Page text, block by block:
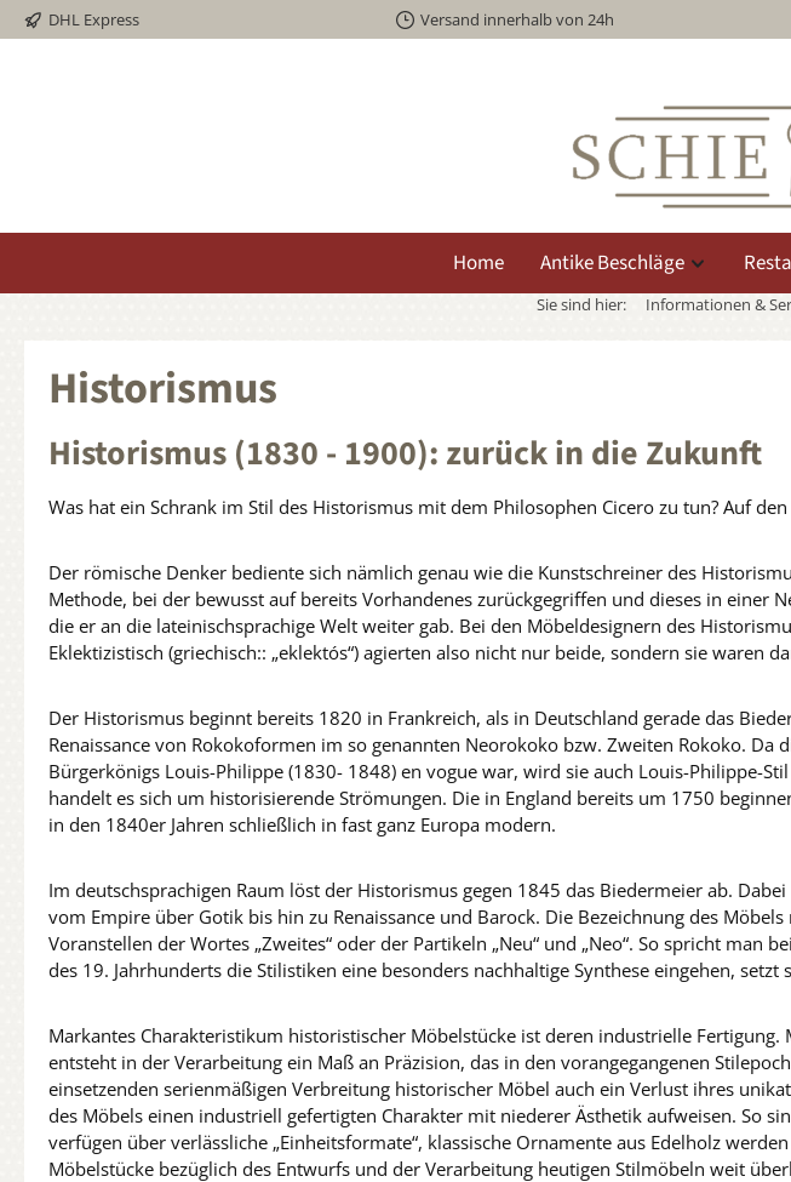
Zur Hauptnavigation springen
DHL Express Versand innerhalb von 24h
Home Antike Beschläge
Sie sind hier: Informationen &
Historismus
Historismus (1830 - 1900): zurück in die Zukunft
Was hat ein Schrank im Stil des Historismus mit dem Philosophen Cicero zu tun? Auf
Der römische Denker bediente sich nämlich genau wie die Kunstschreiner des
Methode, bei der bewusst auf bereits Vorhandenes zurückgegriffen und dieses in einer
die er an die lateinischsprachige Welt weiter gab. Bei den Möbeldesignern des
Eklektizistisch (griechisch:: „eklektós“) agierten also nicht nur beide, sondern sie waren
Der Historismus beginnt bereits 1820 in Frankreich, als in Deutschland gerade das
Renaissance von Rokokoformen im so genannten Neorokoko bzw. Zweiten Rokoko. Da
Bürgerkönigs Louis-Philippe (1830- 1848) en vogue war, wird sie auch Louis-Philippe-
handelt es sich um historisierende Strömungen. Die in England bereits um 1750
in den 1840er Jahren schließlich in fast ganz Europa modern.
Im deutschsprachigen Raum löst der Historismus gegen 1845 das Biedermeier ab.
vom Empire über Gotik bis hin zu Renaissance und Barock. Die Bezeichnung des
Voranstellen der Wortes „Zweites“ oder der Partikeln „Neu“ und „Neo“. So spricht
des 19. Jahrhunderts die Stilistiken eine besonders nachhaltige Synthese eingehen, setzt
Markantes Charakteristikum historistischer Möbelstücke ist deren industrielle
entsteht in der Verarbeitung ein Maß an Präzision, das in den vorangegangenen
einsetzenden serienmäßigen Verbreitung historischer Möbel auch ein Verlust ihres
des Möbels einen industriell gefertigten Charakter mit niederer Ästhetik aufweisen. So
verfügen über verlässliche „Einheitsformate“, klassische Ornamente aus Edelholz
Möbelstücke bezüglich des Entwurfs und der Verarbeitung heutigen Stilmöbeln weit